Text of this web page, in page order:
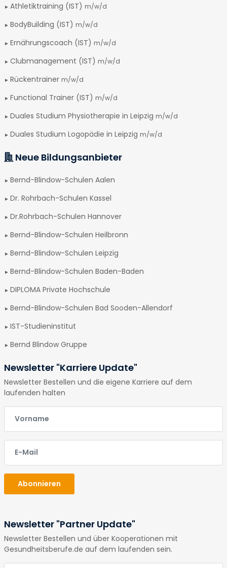
Athletiktraining (IST) m/w/d
BodyBuilding (IST) m/w/d
Ernährungscoach (IST) m/w/d
Clubmanagement (IST) m/w/d
Rückentrainer m/w/d
Functional Trainer (IST) m/w/d
Duales Studium Physiotherapie in Leipzig m/w/d
Duales Studium Logopädie in Leipzig m/w/d
Neue Bildungsanbieter
Bernd-Blindow-Schulen Aalen
Dr. Rohrbach-Schulen Kassel
Dr.Rohrbach-Schulen Hannover
Bernd-Blindow-Schulen Heilbronn
Bernd-Blindow-Schulen Leipzig
Bernd-Blindow-Schulen Baden-Baden
DIPLOMA Private Hochschule
Bernd-Blindow-Schulen Bad Sooden-Allendorf
IST-Studieninstitut
Bernd Blindow Gruppe
Newsletter "Karriere Update"
Newsletter Bestellen und die eigene Karriere auf dem
laufenden halten
E-Mail
E-Mail
Abonnieren
Newsletter "Partner Update"
Newsletter Bestellen und über Kooperationen mit
Gesundheitsberufe.de auf dem laufenden sein.